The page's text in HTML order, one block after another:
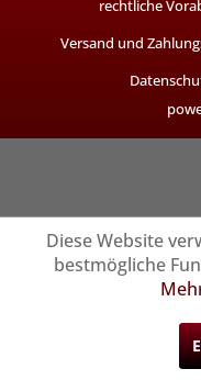
rechtliche
Versand und
Diese Website
bestmögliche